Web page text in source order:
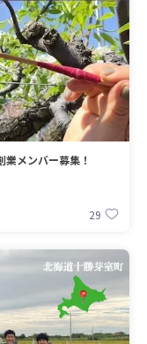
メンバー募集！
29